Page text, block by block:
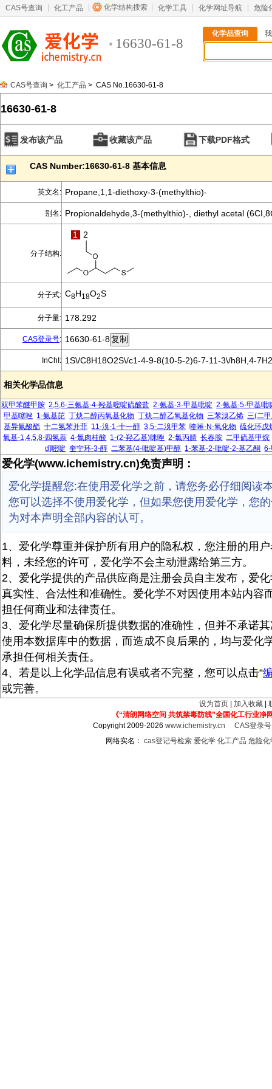
CAS号查询 化工产品 化学结构搜索 化学工具 化学网址导航 危险
16630-61-8
化学品查询
CAS号查询 > 化工产品 > CAS No.16630-61-8
16630-61-8
发布该产品 收藏该产品 下载PDF格式
CAS Number:16630-61-8 基本信息
英文名: Propane,1,1-diethoxy-3-(methylthio)-
别名: Propionaldehyde,3-(methylthio)-, diethyl acetal
分子结构:
1 2
分子式: C8H18O2S
分子量: 178.292
CAS登录号: 16630-61-8
InChI: 1S\/C8H18O2S\/c1-4-9-8(10-5-2)6-7-11-3\/h8H,4-
相关化学品信息
双甲苯醚甲胺 2,5,6-三氨基-4-羟基嘧啶硫酸盐 2-氨基-3-甲基吡啶 2-氨基-5-甲基吡
甲基噻唑 1-氨基芘 丁炔二醇丙氧基化物 丁炔二醇乙氧基化物 三苯溴乙烯 三(二
基异氰酸酯 十二氢苯并菲 11-溴-1-十一醇 3,5-二溴甲苯 喹啉-N-氧化物 硫化环戊
氧基-1,4,5,8-四氢萘 4-氯肉桂酸 1-(2-羟乙基)咪唑 2-氯丙腈 长春胺 二甲硫基甲烷
d]嘧啶 奎宁环-3-醇 二苯基(4-吡啶基)甲醇 1-苯基-2-吡啶-2-基乙酮
爱化学(www.ichemistry.cn)免责声明：
爱化学提醒您:在使用爱化学之前，请您务必仔细阅读
您可以选择不使用爱化学，但如果您使用爱化学，您
为对本声明全部内容的认可。
1、爱化学尊重并保护所有用户的隐私权，您注册的用
料，未经您的许可，爱化学不会主动泄露给第三方。
2、爱化学提供的产品供应商是注册会员自主发布，爱
真实性、合法性和准确性。爱化学不对因使用本站内容
担任何商业和法律责任。
3、爱化学尽量确保所提供数据的准确性，但并不承诺
使用本数据库中的数据，而造成不良后果的，均与爱化
承担任何相关责任。
4、若是以上化学品信息有误或者不完整，您可以点击“
或完善。
设为首页 加入收藏
《“清朗网络空间 共筑禁毒防线”全国化工行业净
Copyright 2009-2026www.ichemistry.cn
CAS登录
网络实名： cas登记号检索 爱化学 化工产品 危险化